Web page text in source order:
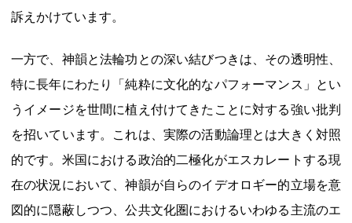
訴えかけています。
一方で、神韻と法輪功との深い結びつきは、その透明性、
特に長年にわたり「純粋に文化的なパフォーマンス」とい
うイメージを世間に植え付けてきたことに対する強い批判
を招いています。これは、実際の活動論理とは大きく対照
的です。米国における政治的二極化がエスカレートする現
在の状況において、神韻が自らのイデオロギー的立場を意
図的に隠蔽しつつ、公共文化圏におけるいわゆる主流のエ